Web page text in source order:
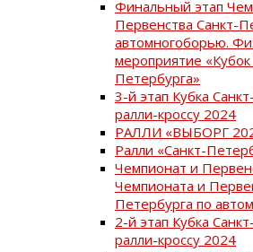
Финальный этап
Первенства Санкт-
автомногоборью.
мероприятие
Петербурга»
3-й этап Кубка
ралли-кроссу 2024
РАЛЛИ «ВЫБОРГ
Ралли «Санкт-
Чемпионат и
Чемпионата и
Петербурга по
2-й этап Кубка
ралли-кроссу 2024